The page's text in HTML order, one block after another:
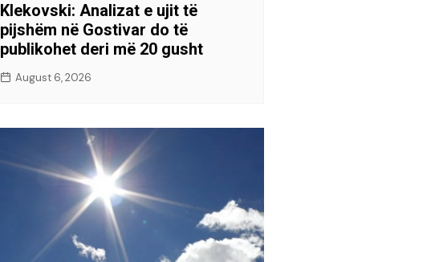
Klekovski: Analizat e ujit të
pijshëm në Gostivar do të
publikohet deri më 20 gusht
August 6, 2026